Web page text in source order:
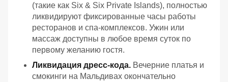
(такие как Six & Six Private Islands), полностью
ликвидируют фиксированные часы работы
ресторанов и спа-комплексов. Ужин или
массаж доступны в любое время суток по
первому желанию гостя.
Ликвидация дресс-кода. Вечерние платья и
смокинги на Мальдивах окончательно